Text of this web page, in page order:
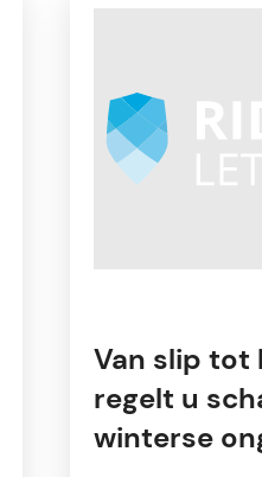
Van slip tot
regelt u
winterse